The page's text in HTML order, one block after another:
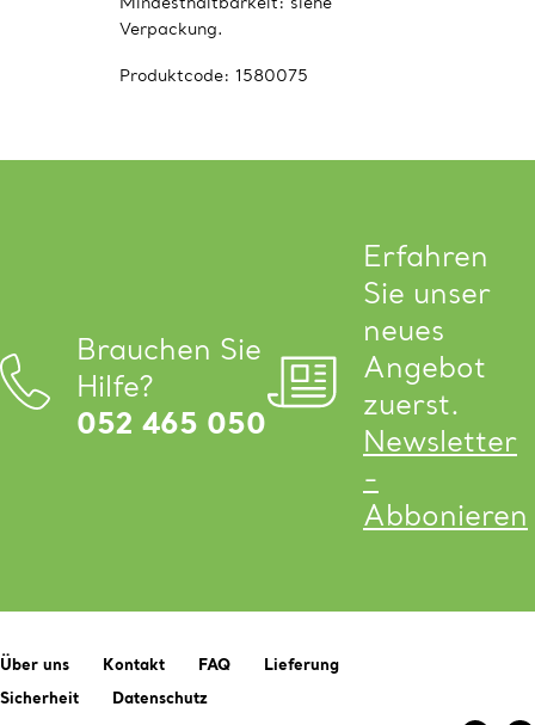
Verpackung.
Produktcode: 1580075
Brauchen Sie
Hilfe?
052 465 050
Erfahren
Sie unser
neues
Angebot
zuerst.
Newsletter
-
Abbonieren
Über uns Kontakt FAQ
Lieferung
Sicherheit
Datenschutz